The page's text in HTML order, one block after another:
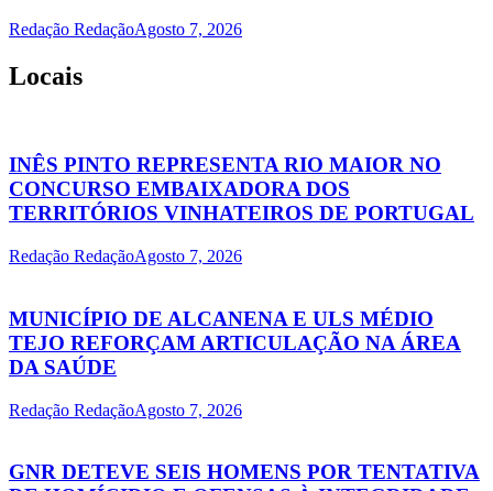
Redação RedaçãoAgosto 7, 2026
Locais
INÊS PINTO REPRESENTA RIO MAIOR NO
CONCURSO EMBAIXADORA DOS
TERRITÓRIOS VINHATEIROS DE PORTUGAL
Redação RedaçãoAgosto 7, 2026
MUNICÍPIO DE ALCANENA E ULS MÉDIO
TEJO REFORÇAM ARTICULAÇÃO NA ÁREA
DA SAÚDE
Redação RedaçãoAgosto 7, 2026
GNR DETEVE SEIS HOMENS POR TENTATIVA